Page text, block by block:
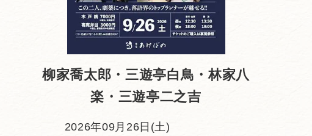
柳家喬太郎・三遊亭白鳥・林家八
楽・三遊亭二之吉
2026年09月26日(土)